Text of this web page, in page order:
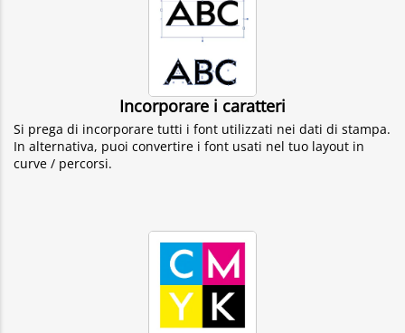
Incorporare i caratteri
Si prega di incorporare tutti i font utilizzati nei dati di stampa.
In alternativa, puoi convertire i font usati nel tuo layout in
curve / percorsi.